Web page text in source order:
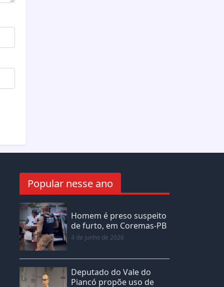
Popular nesse ano
Homem é preso suspeito
de furto, em Coremas-PB
4 de junho de 2026
Deputado do Vale do
Piancó propõe uso de